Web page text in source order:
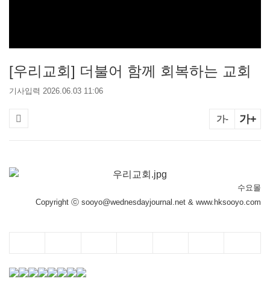
[우리교회] 더불어 함께 회복하는 교회
기사입력 2026.06.03 11:06
가- 가+
수요몰
Copyright ⓒ sooyo@wednesdayjournal.net & www.hksooyo.com